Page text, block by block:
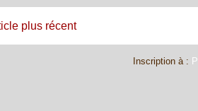
plus récent
Inscription à :